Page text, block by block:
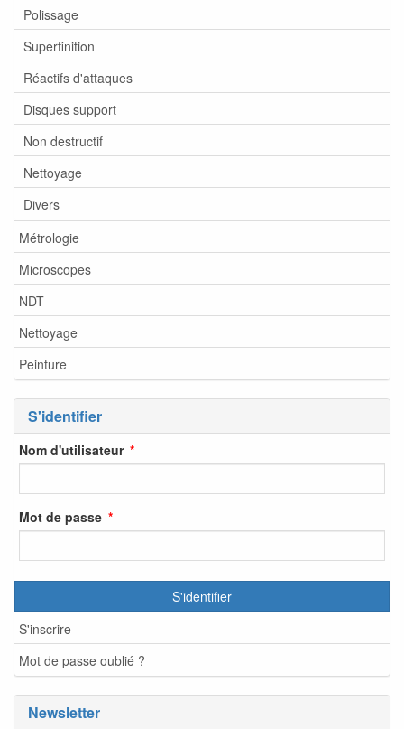
Polissage
Superfinition
Réactifs d'attaques
Disques support
Non destructif
Nettoyage
Divers
Métrologie
Microscopes
NDT
Nettoyage
Peinture
S'identifier
Nom d'utilisateur
Mot de passe
S'identifier
S'inscrire
Mot de passe oublié ?
Newsletter